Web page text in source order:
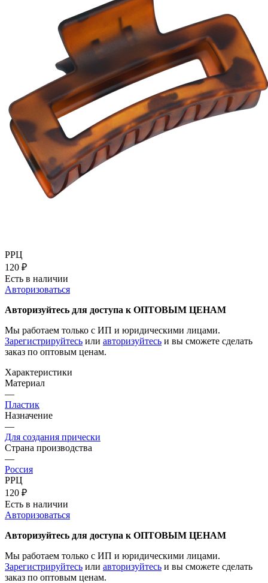
РРЦ
120 ₽
Есть в наличии
Авторизоваться
Авторизуйтесь для доступа к ОПТОВЫМ ЦЕНАМ
Мы работаем только с ИП и юридическими лицами.
Зарегистрируйтесь или авторизуйтесь и вы сможете сделать
заказ по оптовым ценам.
Характеристики
Материал
—
Пластик
Назначение
—
Для создания прически
Страна производства
—
Россия
РРЦ
120 ₽
Есть в наличии
Авторизоваться
Авторизуйтесь для доступа к ОПТОВЫМ ЦЕНАМ
Мы работаем только с ИП и юридическими лицами.
Зарегистрируйтесь или авторизуйтесь и вы сможете сделать
заказ по оптовым ценам.